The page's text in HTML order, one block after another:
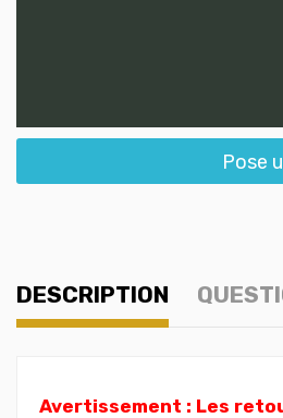
Pose
DESCRIPTION
Avertissement : Les